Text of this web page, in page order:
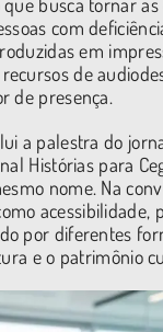
com
em
de
de presença.
a palestra do
Histórias para
nome. Na
acessibilidade,
por diferentes
e o patrimônio